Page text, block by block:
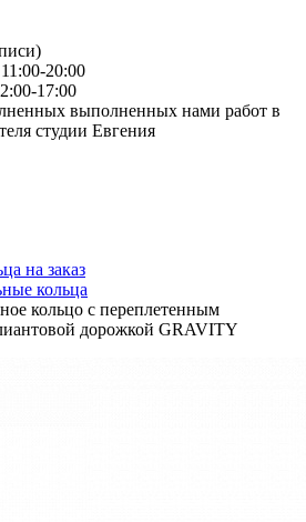
20:00
17:00
выполненных нами работ в
студии Евгения
на заказ
кольца
кольцо с переплетенным
дорожкой GRAVITY